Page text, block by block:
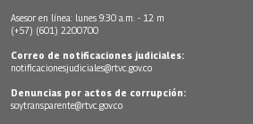
Asesor en línea: lunes 9:30 a.m. - 12 m
(+57) (601) 2200700
Correo de notificaciones judiciales:
notificacionesjudiciales@rtvc.gov.co
Denuncias por actos de corrupción:
soytransparente@rtvc.gov.co